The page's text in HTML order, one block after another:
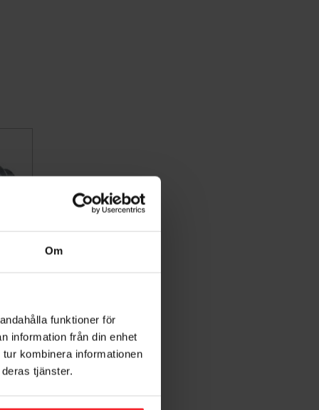
Om
funktioner för
information från din enhet
kombinera informationen
tjänster.